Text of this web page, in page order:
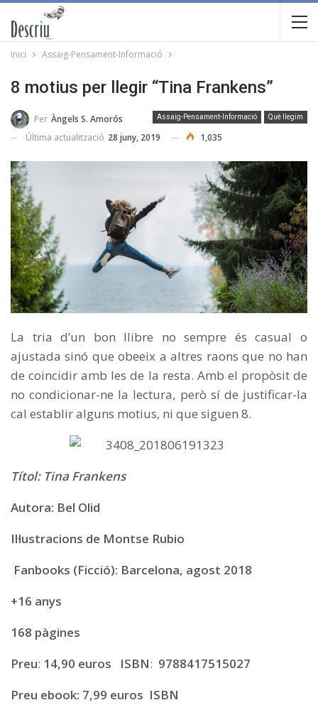
Inici Assaig-Pensament-Informació
8 motius per llegir “Tina Frankens”
Assaig-Pensament-Informació Què llegim
Per Àngels S. Amorós
Última actualització 28 juny, 2019 1,035
La tria d’un bon llibre no sempre és casual o
ajustada sinó que obeeix a altres raons que no han
de coincidir amb les de la resta. Amb el propòsit de
no condicionar-ne la lectura, però sí de justificar-la
cal establir alguns motius, ni que siguen 8.
Títol: Tina Frankens
Autora: Bel Olid
Il·lustracions de Montse Rubio
Fanbooks (Ficció): Barcelona, agost 2018
+16 anys
168 pàgines
Preu: 14,90 euros ISBN: 9788417515027
Preu ebook: 7,99 euros ISBN